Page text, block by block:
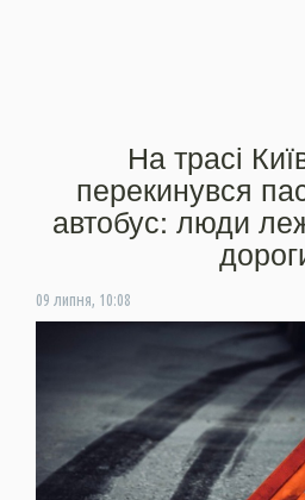
На трасі
перекинувся
автобус: люди
09 липня, 10:08